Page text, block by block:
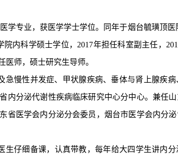
学专业，获医学学士学位。同年于烟台毓璜顶医
内科学硕士学位，2017年担任科室副主任，
师，硕士研究生导师。
急慢性并发症、甲状腺疾病、垂体与肾上腺疾
内分泌代谢性疾病临床研究中心分中心。兼任
省医学会内分泌分会委员，烟台市医学会内分
生仔细备课，认真带教，每年给大四学生讲内分